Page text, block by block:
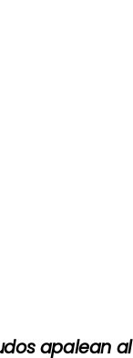
apalean al